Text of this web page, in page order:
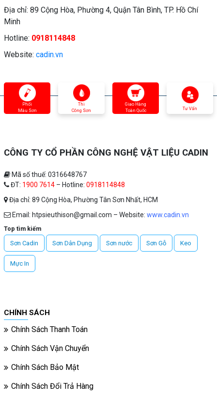
Địa chỉ: 89 Cộng Hòa, Phường 4, Quận Tân Bình, TP. Hồ Chí
Minh
Hotline: 0918114848
Website: cadin.vn
Phối
Màu Sơn
Thi
Công Sơn
Giao Hàng
Toàn Quốc
Tư Vấn
CÔNG TY CỔ PHẦN CÔNG NGHỆ VẬT LIỆU CADIN
Mã số thuế: 0316648767
ĐT: 1900 7614 – Hotline: 0918114848
Địa chỉ: 89 Cộng Hòa, Phường Tân Sơn Nhất, HCM
Email: htpsieuthison@gmail.com – Website: www.cadin.vn
Top tìm kiếm
Sơn Cadin
Sơn Dân Dụng Sơn nước Sơn Gỗ Keo
Mực In
CHÍNH SÁCH
Chính Sách Thanh Toán
Chính Sách Vận Chuyển
Chính Sách Bảo Mật
Chính Sách Đổi Trả Hàng